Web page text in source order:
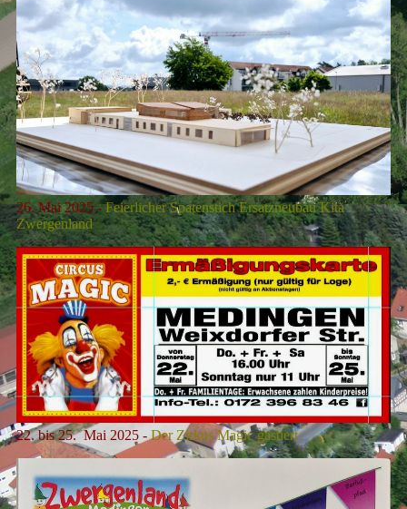
26. Mai 2025 -Feierlicher Spatenstich Ersatzneubau Kita
Zwergenland
22. bis 25. Mai 2025 -Der Zirkus Magic gastiert